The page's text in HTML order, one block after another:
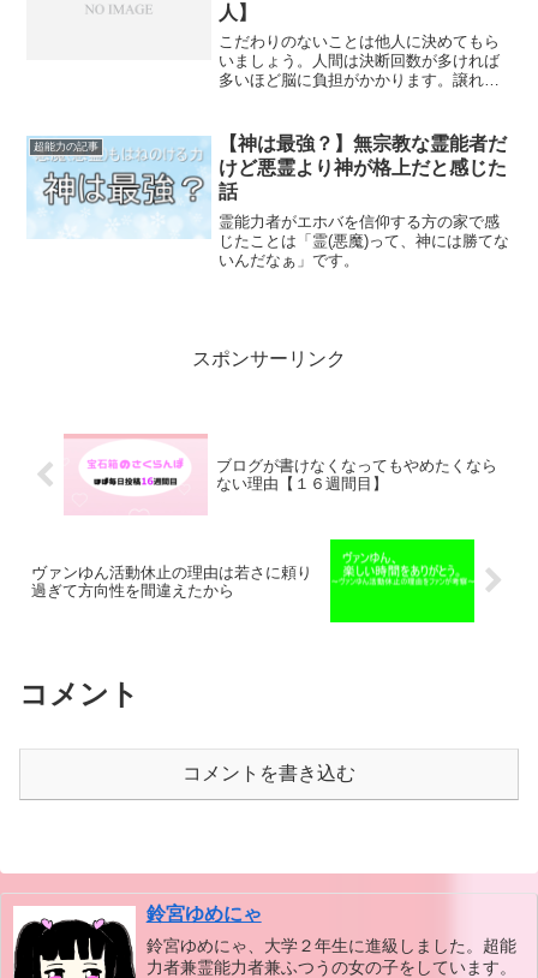
人】
こだわりのないことは他人に決めてもら
いましょう。人間は決断回数が多ければ
多いほど脳に負担がかかります。譲れな
りくらりと生きていく……それも、悪い
ことではないんです。
超能力の記事
【神は最強？】無宗教な霊能者だ
けど悪霊より神が格上だと感じた
話
霊能力者がエホバを信仰する方の家で感
じたことは「霊(悪魔)って、神には勝てな
いんだなぁ」です。
スポンサーリンク
ブログが書けなくなってもやめたくなら
ない理由【１６週間目】
ヴァンゆん活動休止の理由は若さに頼り
過ぎて方向性を間違えたから
コメント
コメントを書き込む
鈴宮ゆめにゃ
鈴宮ゆめにゃ、大学２年生に進級しました。超能
力者兼霊能力者兼ふつうの女の子をしています。